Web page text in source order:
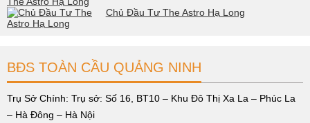
Chủ Đầu Tư The Astro Hạ Long
BĐS TOÀN CẦU QUẢNG NINH
Trụ Sở Chính: Trụ sở: Số 16, BT10 – Khu Đô Thị Xa La – Phúc La
– Hà Đông – Hà Nội